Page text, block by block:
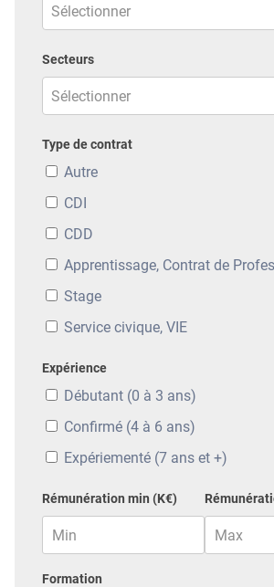
Secteurs
Type de contrat
Autre
CDI
CDD
Apprentissage, Contrat de
Stage
Service civique, VIE
Expérience
Débutant (0 à 3 ans)
Confirmé (4 à 6 ans)
Expériementé (7 ans et +)
Rémunération min (K€)
Formation